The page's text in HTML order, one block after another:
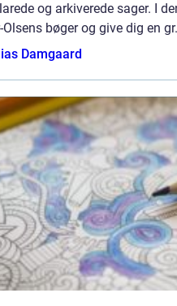
og arkiverede sager. I
Olsens bøger og give dig en
Damgaard